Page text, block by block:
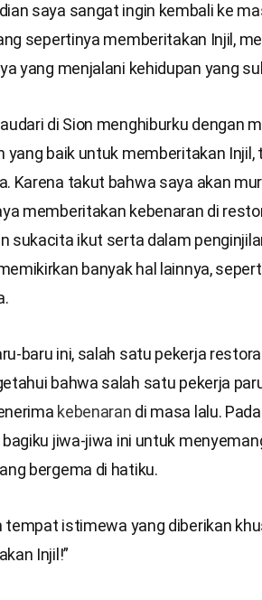
saya sangat ingin kembali ke
sepertinya memberitakan Injil,
yang menjalani kehidupan yang
di Sion menghiburku dengan
yang baik untuk memberitakan
Karena takut bahwa saya akan
memberitakan kebenaran di
sukacita ikut serta dalam
banyak hal lainnya,
baru ini, salah satu pekerja
bahwa salah satu pekerja
kebenaran di masa lalu.
jiwa-jiwa ini untuk
bergema di hatiku.
tempat istimewa yang diberikan
Injil!”